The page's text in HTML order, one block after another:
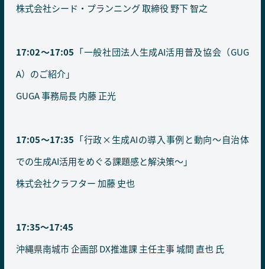
株式会社シード・プランニング 取締役 野下 智之
17:02〜17:05 「一般社団法人生成AI活用普及協会（GUG
A）のご紹介」
GUGA 事務局長 内藤 正光
17:05〜17:35 「行政×生成AIの導入事例と動向～自治体
での生成AI活用をめぐる課題感と解決策～」
株式会社クラフター 加藤 史也
17:35〜17:45
沖縄県南城市 企画部 DX推進課 主任主事 城間 直也 氏